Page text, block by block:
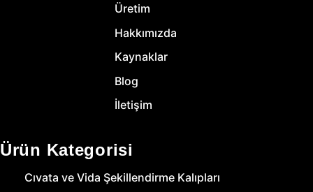
Üretim
Hakkımızda
Kaynaklar
Blog
İletişim
Ürün Kategorisi
Cıvata ve Vida Şekillendirme Kalıpları